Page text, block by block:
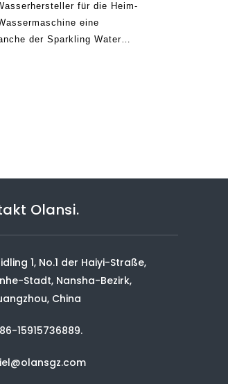
für die Heim-
eine
der Sparkling Water
Olansi.
1, No.1 der Haiyi-Straße,
Stadt, Nansha-Bezirk,
China
15915736889.